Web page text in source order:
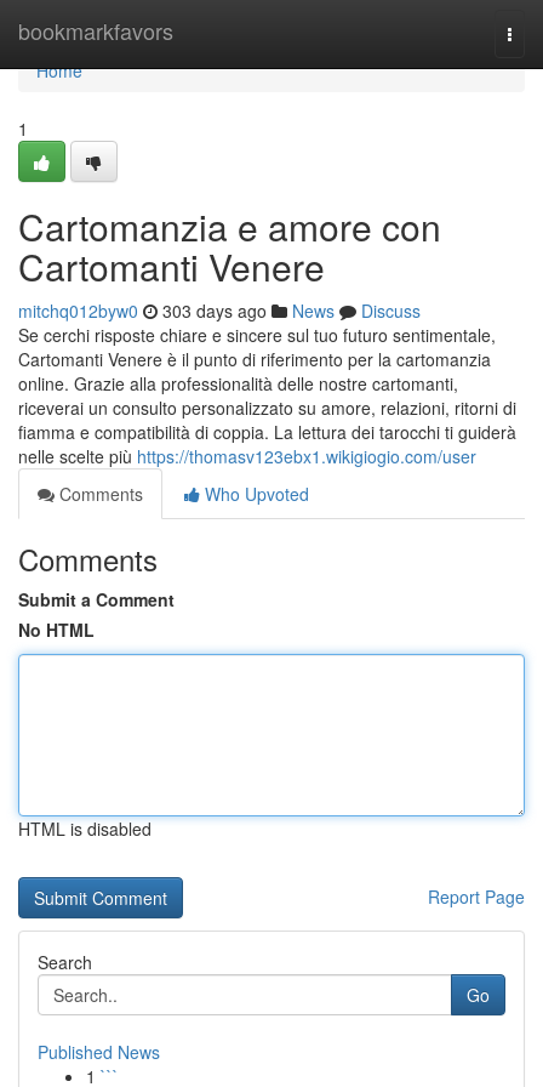
bookmarkfavors
Home
Home
1
Cartomanzia e amore con
Cartomanti Venere
mitchq012byw0 303 days ago News
Discuss
Se cerchi risposte chiare e sincere sul tuo futuro sentimentale,
Cartomanti Venere è il punto di riferimento per la cartomanzia
online. Grazie alla professionalità delle nostre cartomanti,
riceverai un consulto personalizzato su amore, relazioni, ritorni di
fiamma e compatibilità di coppia. La lettura dei tarocchi ti guiderà
nelle scelte più https://thomasv123ebx1.wikigiogio.com/user
Comments
Who Upvoted
Comments
Submit a Comment
No HTML
HTML is disabled
Report Page
Search
Go
Published News
1 ```